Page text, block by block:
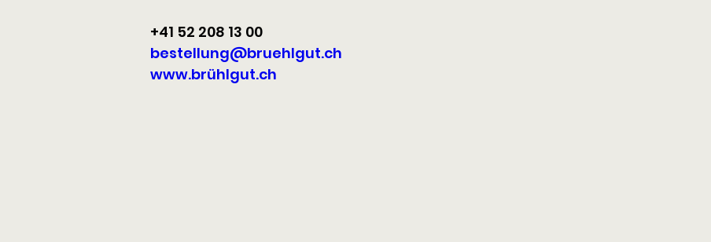
+41 52 208 13 00
bestellung@bruehlgut.ch
www.brühlgut.ch